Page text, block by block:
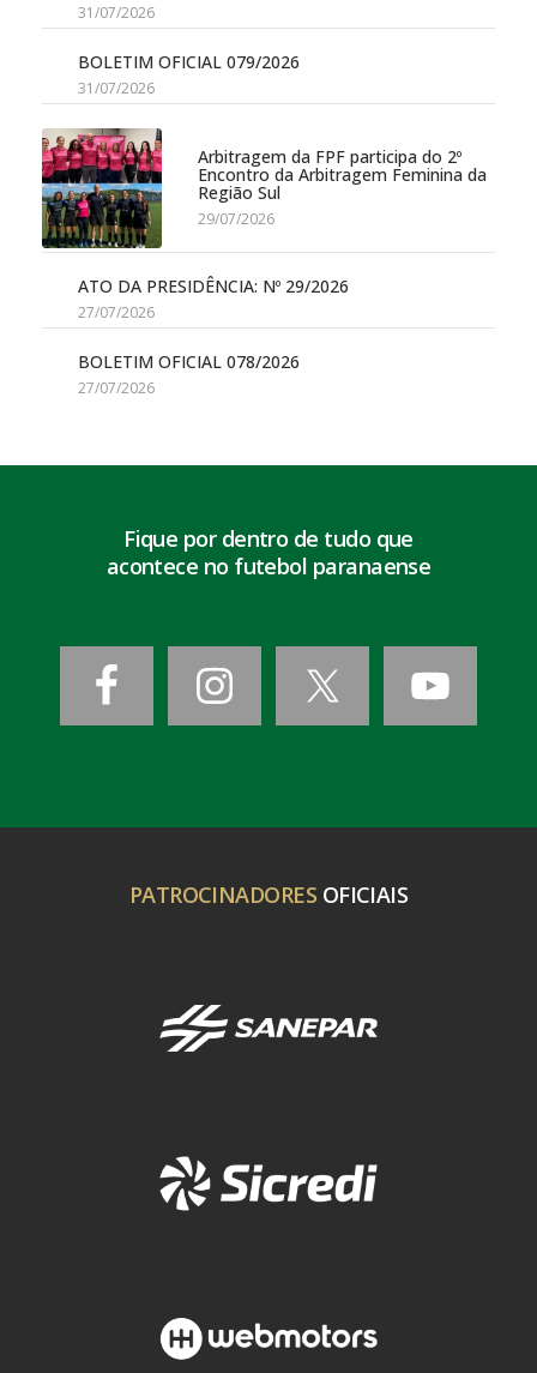
31/07/2026
BOLETIM OFICIAL 079/2026
31/07/2026
Arbitragem da FPF participa do 2º
Encontro da Arbitragem Feminina da
Região Sul
29/07/2026
ATO DA PRESIDÊNCIA: Nº 29/2026
27/07/2026
BOLETIM OFICIAL 078/2026
27/07/2026
Fique por dentro de tudo que
acontece no futebol paranaense
PATROCINADORES OFICIAIS